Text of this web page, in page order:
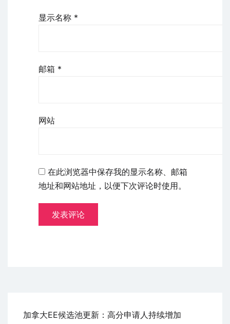
显示名称 *
邮箱 *
网站
在此浏览器中保存我的显示名称、邮箱
地址和网站地址，以便下次评论时使用。
加拿大EE候选池更新：高分申请人持续增加